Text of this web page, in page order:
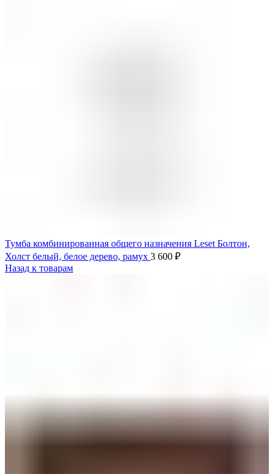
Тумба комбинированная общего назначения Leset Болтон,
Холст белый, белое дерево, рамух 3 600 ₽
Назад к товарам